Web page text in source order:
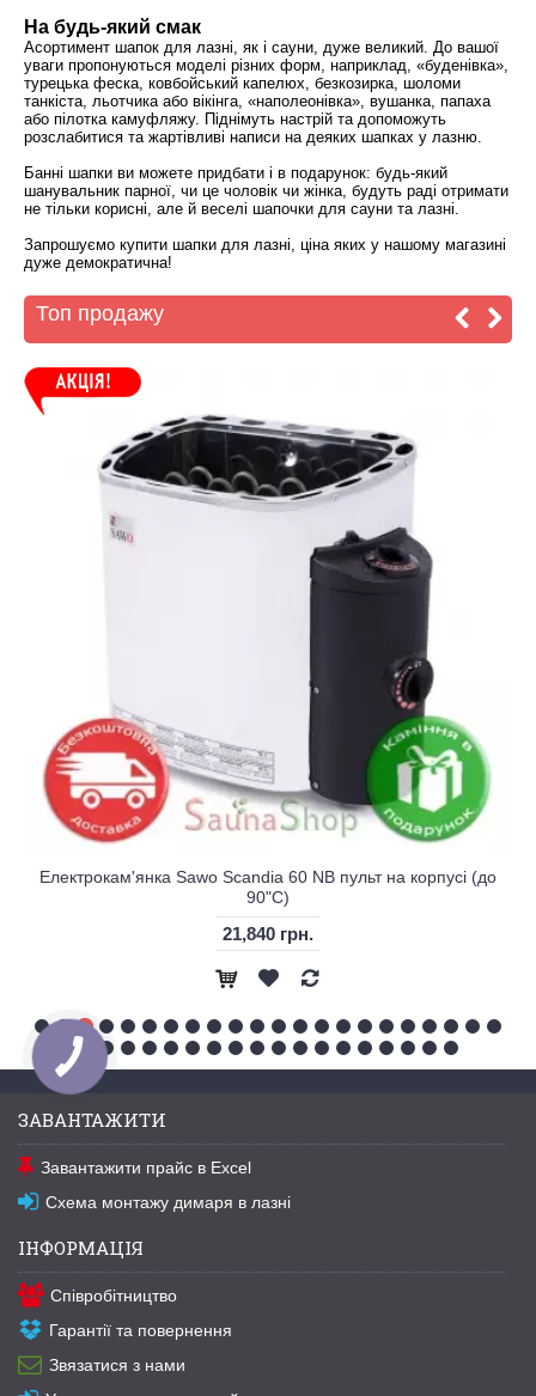
На будь-який смак
Асортимент шапок для лазні, як і сауни, дуже великий. До вашої
уваги пропонуються моделі різних форм, наприклад, «буденівка»,
турецька феска, ковбойський капелюх, безкозирка, шоломи
танкіста, льотчика або вікінга, «наполеонівка», вушанка, папаха
або пілотка камуфляжу. Піднімуть настрій та допоможуть
розслабитися та жартівливі написи на деяких шапках у лазню.
Банні шапки ви можете придбати і в подарунок: будь-який
шанувальник парної, чи це чоловік чи жінка, будуть раді отримати
не тільки корисні, але й веселі шапочки для сауни та лазні.
Запрошуємо купити шапки для лазні, ціна яких у нашому магазині
дуже демократична!
Топ продажу
Електрокам'янка Sawo Scandia 60 NB пульт на корпусі (до
90"С)
21,840 грн.
ЗАВАНТАЖИТИ
Завантажити прайс в Excel
Схема монтажу димаря в лазні
ІНФОРМАЦІЯ
Співробітництво
Гарантії та повернення
Звязатися з нами